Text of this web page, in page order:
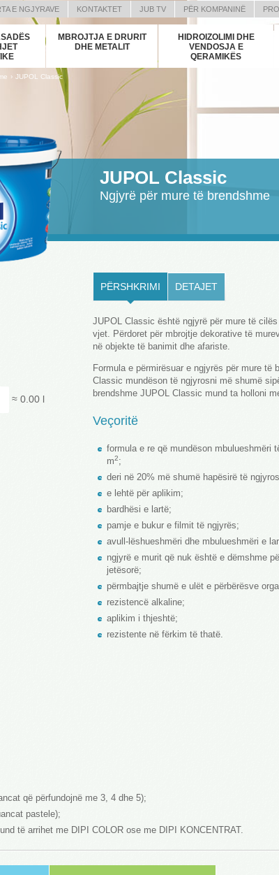
E NGJYRAVE KONTAKTET JUB TV PËR KOMPANINË
MBROJTJA E DRURIT
DHE METALIT
HIDROIZOLIMI DHE
VENDOSJA E
QERAMIKËS
› JUPOL Classic
JUPOL Classic
Ngjyrë për mure të brendshme
PËRSHKRIMI DETAJET
JUPOL Classic është ngjyrë për mure të
vjet. Përdoret për mbrojtje dekorative të
në objekte të banimit dhe afariste.
Formula e përmirësuar e ngjyrës për mure të
Classic mundëson të ngjyrosni më shumë
brendshme JUPOL Classic mund ta holloni
Veçoritë
formula e re që mundëson mbulueshmëri
m2;
deri në 20% më shumë hapësirë të
e lehtë për aplikim;
bardhësi e lartë;
pamje e bukur e filmit të ngjyrës;
avull-lëshueshmëri dhe mbulueshmëri e
ngjyrë e murit që nuk është e dëmshme
jetësorë;
përmbajtje shumë e ulët e përbërësve
rezistencë alkaline;
aplikim i thjeshtë;
rezistente në fërkim të thatë.
≈ 0.00 l
që përfundojnë me 3, 4 dhe 5);
pastele);
të arrihet me DIPI COLOR ose me DIPI KONCENTRAT.